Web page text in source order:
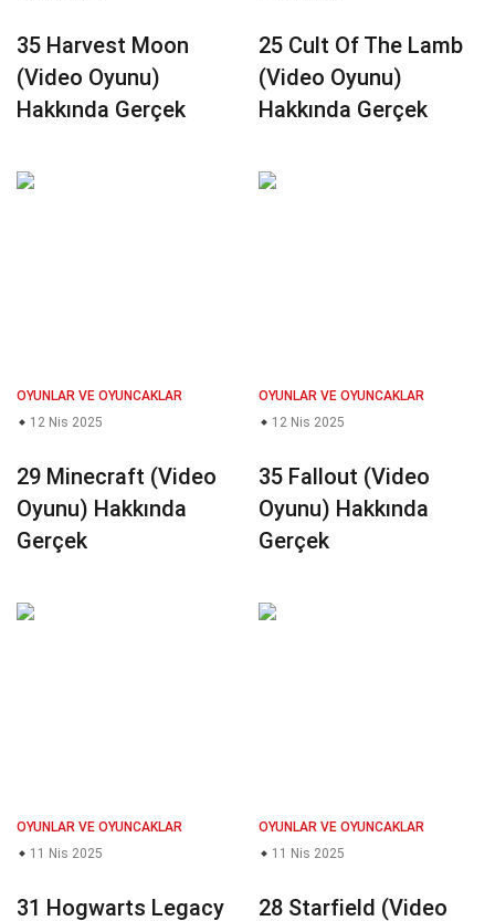
35 Harvest Moon
(Video Oyunu)
Hakkında Gerçek
25 Cult Of The Lamb
(Video Oyunu)
Hakkında Gerçek
OYUNLAR VE OYUNCAKLAR
12 Nis 2025
29 Minecraft (Video
Oyunu) Hakkında
Gerçek
OYUNLAR VE OYUNCAKLAR
12 Nis 2025
35 Fallout (Video
Oyunu) Hakkında
Gerçek
OYUNLAR VE OYUNCAKLAR
11 Nis 2025
31 Hogwarts Legacy
OYUNLAR VE OYUNCAKLAR
11 Nis 2025
28 Starfield (Video